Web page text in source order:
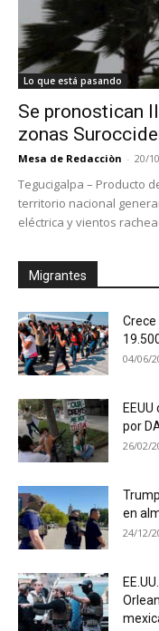
Lo que está pasando
Se pronostican
zonas
Mesa de Redacciòn - 20/
Tegucigalpa – Producto
territorio nacional
eléctrica y vientos
Migrantes
04/06/
por
26/02/
en
24/12/